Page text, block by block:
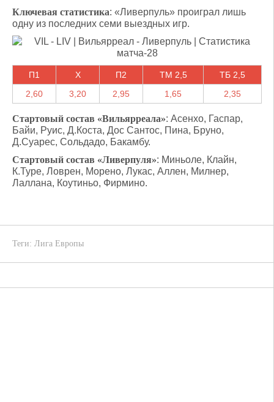
Ключевая статистика: «Ливерпуль» проиграл лишь
одну из последних семи выездных игр.
П1 X П2 ТМ 2,5
ТБ 2,5
2,60
3,20 2,95 1,65 2,35
Стартовый состав «Вильярреала»: Асенхо, Гаспар,
Байи, Руис, Д.Коста, Дос Сантос, Пина, Бруно,
Д.Суарес, Сольдадо, Бакамбу.
Стартовый состав «Ливерпуля»: Миньоле, Клайн,
К.Туре, Ловрен, Морено, Лукас, Аллен, Милнер,
Лаллана, Коутиньо, Фирмино.
Теги: Лига Европы